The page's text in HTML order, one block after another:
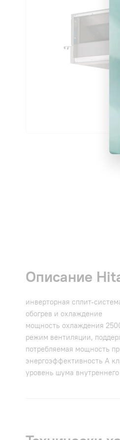
Описание
инверторная сплит-
обогрев и охлаждение
мощность охлаждения
режим вентиляции,
потребляемая мощность
энергоэффективность A
уровень шума